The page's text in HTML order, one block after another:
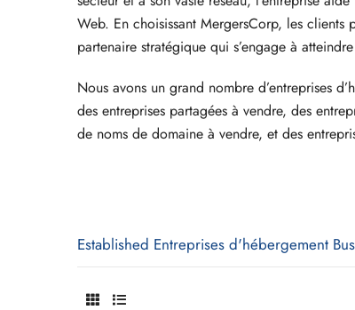
Web. En choisissant MergersCorp, les clients
partenaire stratégique qui s’engage à
Nous avons un grand nombre d’entreprises
des entreprises partagées à vendre, des
de noms de domaine à vendre, et des
Established Entreprises d'hébergement